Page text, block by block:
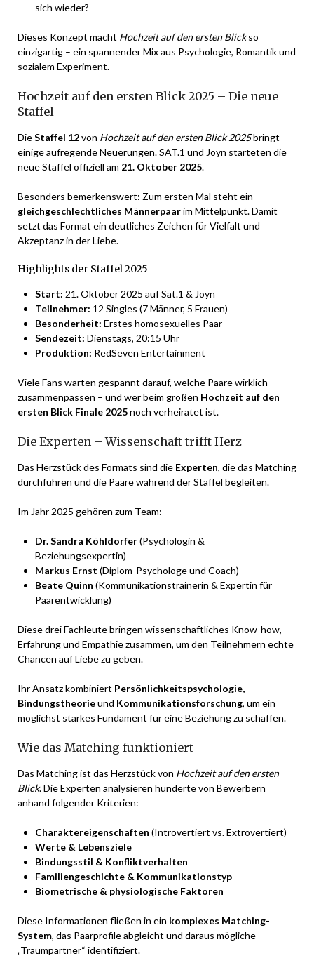
sich wieder?
Dieses Konzept macht Hochzeit auf den ersten Blickso
einzigartig – ein spannender Mix aus Psychologie, Romantik und
sozialem Experiment.
Hochzeit auf den ersten Blick 2025 – Die neue
Staffel
DieStaffel 12von Hochzeit auf den ersten Blick 2025bringt
einige aufregende Neuerungen. SAT.1 und Joyn starteten die
neue Staffel offiziell am 21. Oktober 2025.
Besonders bemerkenswert: Zum ersten Mal steht ein
gleichgeschlechtliches Männerpaarim Mittelpunkt. Damit
setzt das Format ein deutliches Zeichen für Vielfalt und
Akzeptanz in der Liebe.
Highlights der Staffel 2025
Start: 21. Oktober 2025 auf Sat.1 & Joyn
Teilnehmer: 12 Singles (7 Männer, 5 Frauen)
Besonderheit: Erstes homosexuelles Paar
Sendezeit: Dienstags, 20:15 Uhr
Produktion: RedSeven Entertainment
Viele Fans warten gespannt darauf, welche Paare wirklich
zusammenpassen – und wer beim großen Hochzeit auf den
ersten Blick Finale 2025noch verheiratet ist.
Die Experten – Wissenschaft trifft Herz
Das Herzstück des Formats sind die Experten, die das Matching
durchführen und die Paare während der Staffel begleiten.
Im Jahr 2025 gehören zum Team:
Dr. Sandra Köhldorfer(Psychologin &
Beziehungsexpertin)
Markus Ernst (Diplom-Psychologe und Coach)
Beate Quinn (Kommunikationstrainerin & Expertin für
Paarentwicklung)
Diese drei Fachleute bringen wissenschaftliches Know-how,
Erfahrung und Empathie zusammen, um den Teilnehmern echte
Chancen auf Liebe zu geben.
Ihr Ansatz kombiniert Persönlichkeitspsychologie,
Bindungstheorieund Kommunikationsforschung, um ein
möglichst starkes Fundament für eine Beziehung zu schaffen.
Wie das Matching funktioniert
Das Matching ist das Herzstück von Hochzeit auf den ersten
Blick. Die Experten analysieren hunderte von Bewerbern
anhand folgender Kriterien:
Charaktereigenschaften (Introvertiert vs. Extrovertiert)
Werte & Lebensziele
Bindungsstil & Konfliktverhalten
Familiengeschichte & Kommunikationstyp
Biometrische & physiologische Faktoren
Diese Informationen fließen in ein komplexes Matching-
System, das Paarprofile abgleicht und daraus mögliche
„Traumpartner“ identifiziert.